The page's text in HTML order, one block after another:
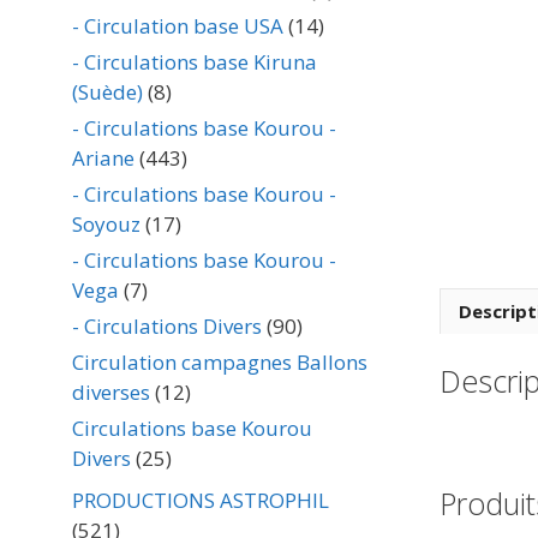
- Circulation base USA(14)
- Circulations base Kiruna
(Suède)(8)
- Circulations base Kourou -
Ariane(443)
- Circulations base Kourou -
Soyouz (17)
- Circulations base Kourou -
Vega (7)
- Circulations Divers (90)
Circulation campagnes Ballons
diverses (12)
Circulations base Kourou
Divers (25)
PRODUCTIONS ASTROPHIL
(521)